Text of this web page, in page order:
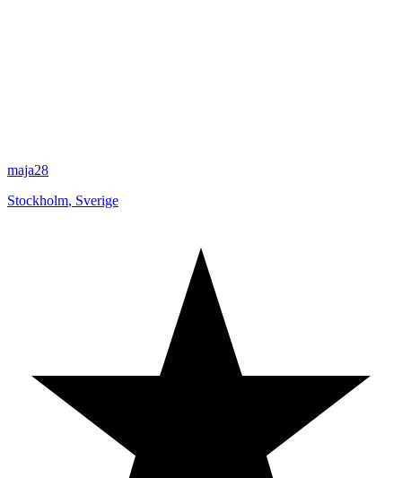
maja28
Stockholm, Sverige